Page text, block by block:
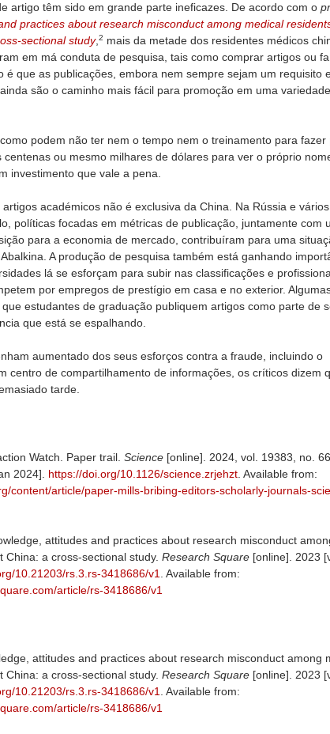
artigo têm sido em grande parte ineficazes. De acordo com o
practices about research misconduct among medical
sectional study,2 mais da metade dos residentes médicos
em má conduta de pesquisa, tais como comprar artigos ou
é que as publicações, embora nem sempre sejam um requisito
são o caminho mais fácil para promoção em uma
podem não ter nem o tempo nem o treinamento para fazer
centenas ou mesmo milhares de dólares para ver o próprio
investimento que vale a pena.
académicos não é exclusiva da China. Na Rússia e
políticas focadas em métricas de publicação, juntamente com
para a economia de mercado, contribuíram para uma
A produção de pesquisa também está ganhando
lá se esforçam para subir nas classificações e
por empregos de prestígio em casa e no exterior.
estudantes de graduação publiquem artigos como parte de
que está se espalhando.
aumentado dos seus esforços contra a fraude, incluindo o
centro de compartilhamento de informações, os críticos dizem
tarde.
Watch. Paper trail. Science [online]. 2024, vol. 19383, no.
2024]. https://doi.org/10.1126/science.zrjehzt. Available from:
content/article/paper-mills-bribing-editors-scholarly-journals-
attitudes and practices about research misconduct
China: a cross-sectional study. Research Square [online]. 2023
10.21203/rs.3.rs-3418686/v1. Available from:
article/rs-3418686/v1
attitudes and practices about research misconduct among
China: a cross-sectional study. Research Square [online]. 2023
10.21203/rs.3.rs-3418686/v1. Available from:
article/rs-3418686/v1